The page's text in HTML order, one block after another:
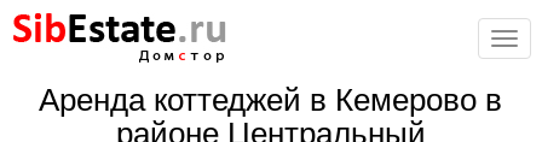
SibEstate.ru
стор
Аренда коттеджей в Кемерово в
районе Центральный